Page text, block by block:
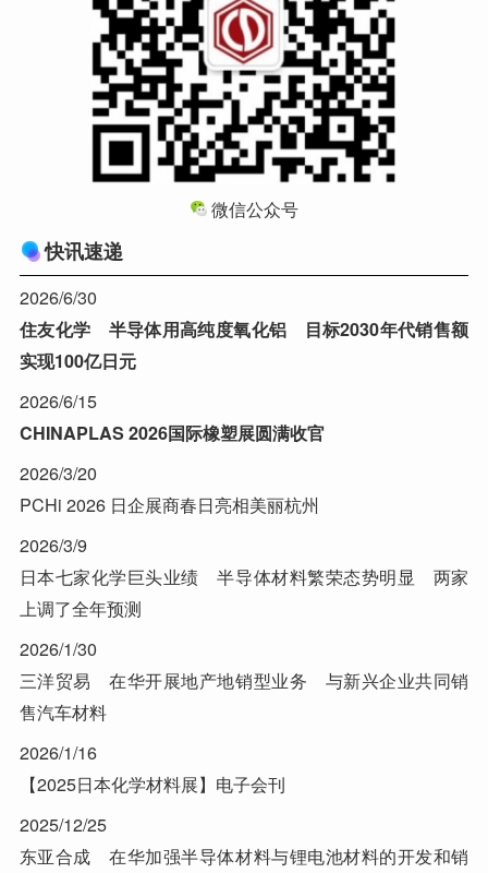
微信公众号
快讯速递
2026/6/30
住友化学 半导体用高纯度氧化铝 目标2030年代销售额
实现100亿日元
2026/6/15
CHINAPLAS 2026国际橡塑展圆满收官
2026/3/20
PCHi 2026 日企展商春日亮相美丽杭州
2026/3/9
日本七家化学巨头业绩 半导体材料繁荣态势明显 两家
上调了全年预测
2026/1/30
三洋贸易 在华开展地产地销型业务 与新兴企业共同销
售汽车材料
2026/1/16
【2025日本化学材料展】电子会刊
2025/12/25
东亚合成 在华加强半导体材料与锂电池材料的开发和销